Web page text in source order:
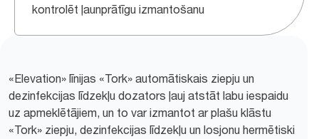
kontrolēt ļaunprātīgu izmantošanu
«Elevation» līnijas «Tork» automātiskais ziepju un
dezinfekcijas līdzekļu dozators ļauj atstāt labu iespaidu
uz apmeklētājiem, un to var izmantot ar plašu klāstu
«Tork» ziepju, dezinfekcijas līdzekļu un losjonu hermētiski